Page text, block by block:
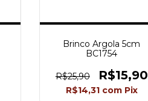
Brinco Argola 5cm
BC1754
R$25,90 R$15,90
R$14,31 com Pix